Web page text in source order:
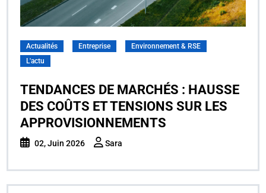
Actualités Entreprise
Environnement & RSE
L'actu
TENDANCES DE MARCHÉS : HAUSSE
DES COÛTS ET TENSIONS SUR LES
APPROVISIONNEMENTS
02, Juin 2026 Sara